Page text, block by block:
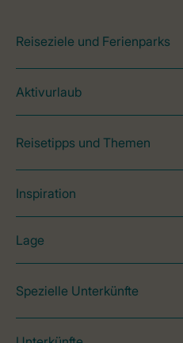
Reiseziele und Ferienparks
Aktivurlaub
Reisetipps und Themen
Inspiration
Lage
Spezielle Unterkünfte